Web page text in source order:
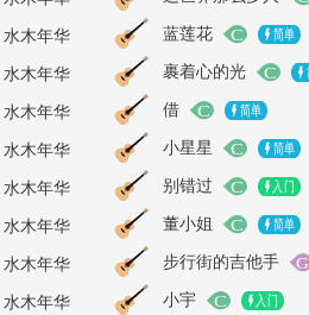
水木年华
水木年华
水木年华
水木年华
水木年华
水木年华
水木年华
水木年华
蓝莲花
裹着心的光
借
小星星
别错过
董小姐
步行街的吉他手
小宇